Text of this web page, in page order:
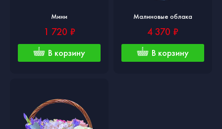
Мини
1 720 ₽
В корзину
Малиновые облака
4 370 ₽
В корзину